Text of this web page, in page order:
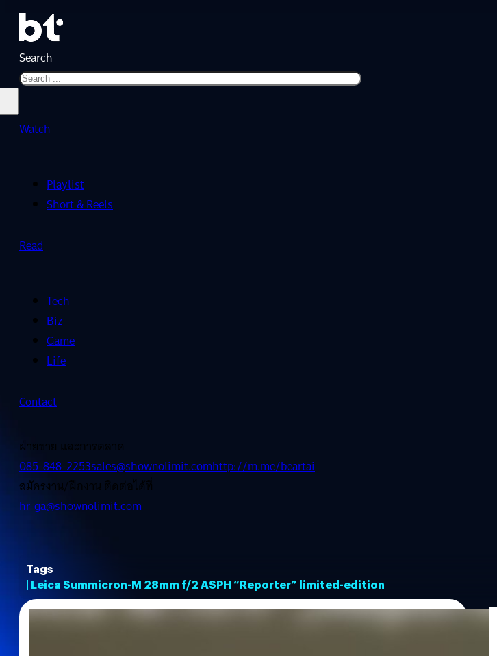
Search
Watch
Playlist
Short & Reels
Read
Tech
Biz
Game
Life
Contact
ฝ่ายขาย และการตลาด
085-848-2253sales@shownolimit.comhttp://m.me/beartai
สมัครงาน/ฝึกงาน ติดต่อได้ที่
hr-ga@shownolimit.com
Tags
| Leica Summicron-M 28mm f/2 ASPH “Reporter” limited-edition
24/10/2020